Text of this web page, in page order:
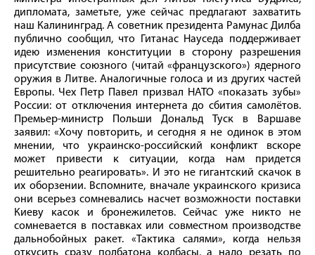
дипломата, заметьте, уже сейчас предлагают захватить
наш Калининград. А советник президента Рамунас Дилба
публично сообщил, что Гитанас Науседа поддерживает
идею изменения конституции в сторону разрешения
присутствие союзного (читай «французского») ядерного
оружия в Литве. Аналогичные голоса и из других частей
Европы. Чех Петр Павел призвал НАТО «показать зубы»
России: от отключения интернета до сбития самолётов.
Премьер-министр Польши Дональд Туск в Варшаве
заявил: «Хочу повторить, и сегодня я не одинок в этом
мнении, что украинско-российский конфликт вскоре
может привести к ситуации, когда нам придется
решительно реагировать». И это не гигантский скачок в
их оборзении. Вспомните, вначале украинского кризиса
они всерьез сомневались насчет возможности поставки
Киеву касок и бронежилетов. Сейчас уже никто не
сомневается в поставках или совместном производстве
дальнобойных ракет. «Тактика салями», когда нельзя